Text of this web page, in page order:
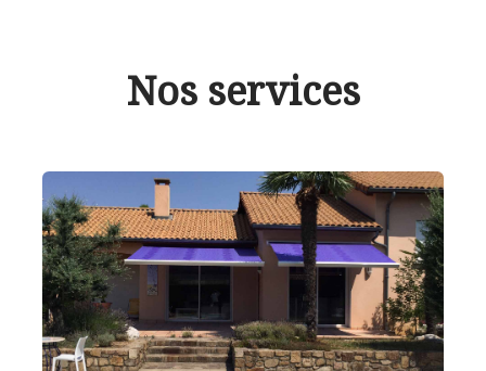
Nos services